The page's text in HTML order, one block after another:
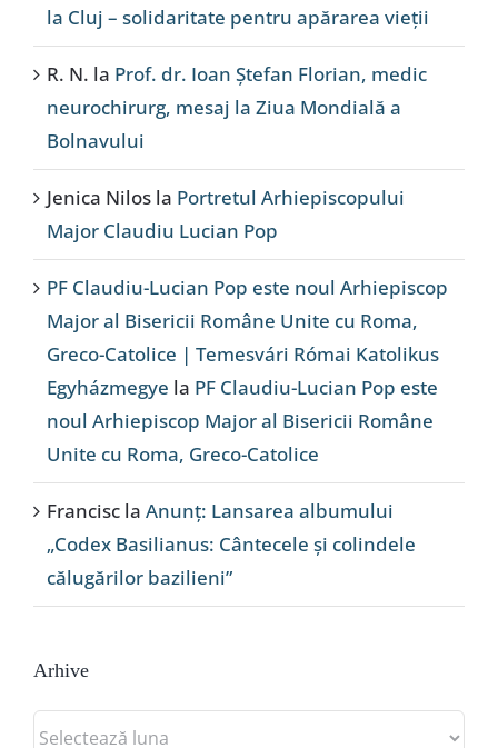
la Cluj – solidaritate pentru apărarea vieții
R. N. la Prof. dr. Ioan Ștefan Florian, medic
neurochirurg, mesaj la Ziua Mondială a
Bolnavului
Jenica Nilos la Portretul Arhiepiscopului
Major Claudiu Lucian Pop
PF Claudiu-Lucian Pop este noul Arhiepiscop
Major al Bisericii Române Unite cu Roma,
Greco-Catolice | Temesvári Római Katolikus
Egyházmegye la PF Claudiu-Lucian Pop este
noul Arhiepiscop Major al Bisericii Române
Unite cu Roma, Greco-Catolice
Francisc la Anunț: Lansarea albumului
„Codex Basilianus: Cântecele și colindele
călugărilor bazilieni”
Arhive
Arhive